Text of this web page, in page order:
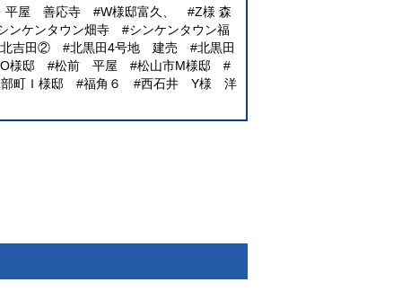
平屋 善応寺 W様邸富久、
Z様 森
ンケンタウン畑寺
シンケンタウン福
北吉田②
北黒田4号地 建売
北黒田
様邸
松前 平屋
松山市M様邸
町Ｉ様邸
福角６ 西石井 Y様 洋